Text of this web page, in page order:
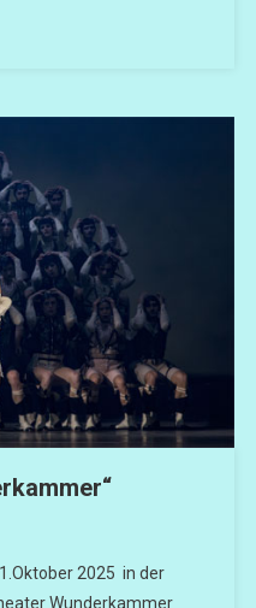
2025 in der
Wunderkammer